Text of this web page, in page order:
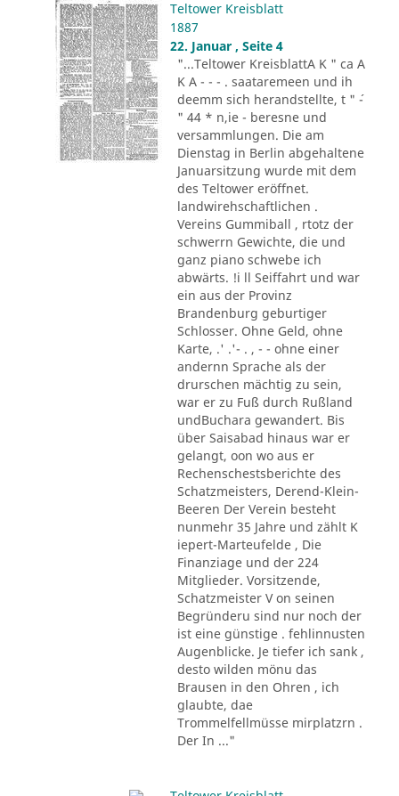
Teltower Kreisblatt
1887
22. Januar , Seite 4
"...Teltower KreisblattA K " ca A
K A - - - . saataremeen und ih
deemm sich herandstellte, t " ´-
" 44 * n,ie - beresne und
versammlungen. Die am
Dienstag in Berlin abgehaltene
Januarsitzung wurde mit dem
des Teltower eröffnet.
landwirehschaftlichen .
Vereins Gummiball , rtotz der
schwerrn Gewichte, die und
ganz piano schwebe ich
abwärts. !i ll Seiffahrt und war
ein aus der Provinz
Brandenburg geburtiger
Schlosser. Ohne Geld, ohne
Karte, .' .'- . , - - ohne einer
andernn Sprache als der
drurschen mächtig zu sein,
war er zu Fuß durch Rußland
undBuchara gewandert. Bis
über Saisabad hinaus war er
gelangt, oon wo aus er
Rechenschestsberichte des
Schatzmeisters, Derend-Klein-
Beeren Der Verein besteht
nunmehr 35 Jahre und zählt K
iepert-Marteufelde , Die
Finanziage und der 224
Mitglieder. Vorsitzende,
Schatzmeister V on seinen
Begründeru sind nur noch der
ist eine günstige . fehlinnusten
Augenblicke. Je tiefer ich sank ,
desto wilden mönu das
Brausen in den Ohren , ich
glaubte, dae
Trommelfellmüsse mirplatzrn .
Der In ..."